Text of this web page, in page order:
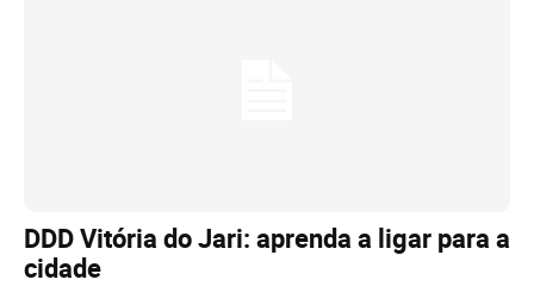
DDD Vitória do Jari: aprenda a ligar para a
cidade